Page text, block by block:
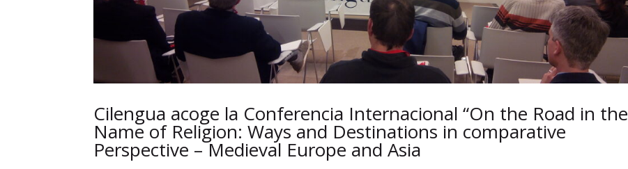
Cilengua acoge la Conferencia Internacional “On the Road in the
Name of Religion: Ways and Destinations in comparative
Perspective – Medieval Europe and Asia